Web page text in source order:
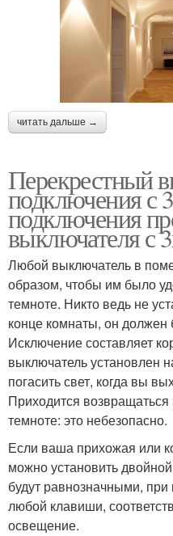
читать дальше →
Перекрестный
подключения с
подключения
выключателя с
Любой выключатель в
образом, чтобы им было
темноте. Никто ведь не
конце комнаты, он должен
Исключение составляет
выключатель установлен
погасить свет, когда вы
Приходится возвращаться
темноте: это небезопасно.
Если ваша прихожая или
можно установить
будут равнозначными,
любой клавиши,
освещение.